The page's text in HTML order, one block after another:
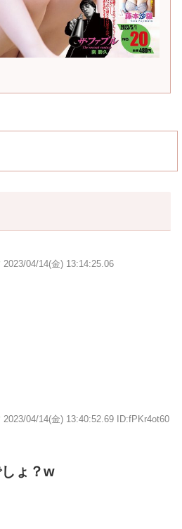
2023/04/14(金) 13:14:25.06
2023/04/14(金) 13:40:52.69 ID:fPKr4ot60
ょ？w